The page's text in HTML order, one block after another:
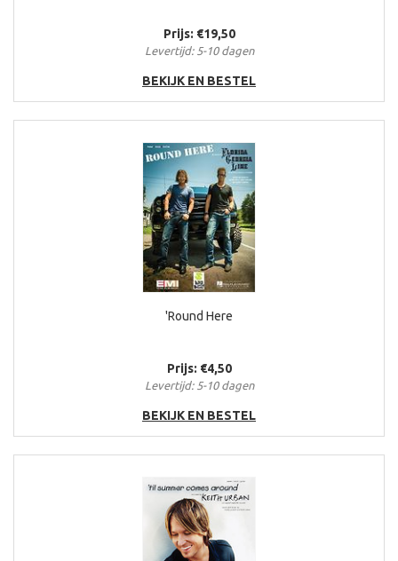
Prijs: €19,50
Levertijd: 5-10 dagen
BEKIJK EN BESTEL
'Round Here
Prijs: €4,50
Levertijd: 5-10 dagen
BEKIJK EN BESTEL